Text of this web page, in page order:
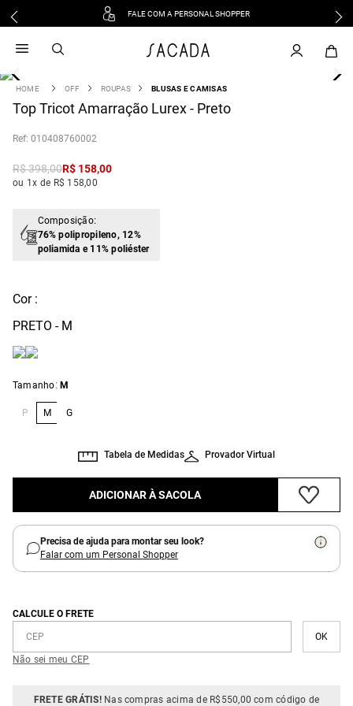
FALE COM A PERSONAL SHOPPER
OFF ROUPAS BLUSAS E CAMISAS
Top Tricot Amarração Lurex - Preto
: 010408760002
R$398,00R$ 158,00
ou 1x de R$ 158,00
Composição:
76% polipropileno, 12%
poliamida e 11% poliéster
Cor :
PRETO - M
Tamanho: M
P M G
Provador Virtual
Tabela de Medidas
ADICIONAR À SACOLA
Precisa de ajuda para montar seu look?
Falar com um Personal Shopper
CALCULE O FRETE
Não sei meu CEP
FRETE GRÁTIS!Nas compras acima de R$550,00 com código de
vestido
3 º blusa
º tricot
º macacão
jeans
º camisa